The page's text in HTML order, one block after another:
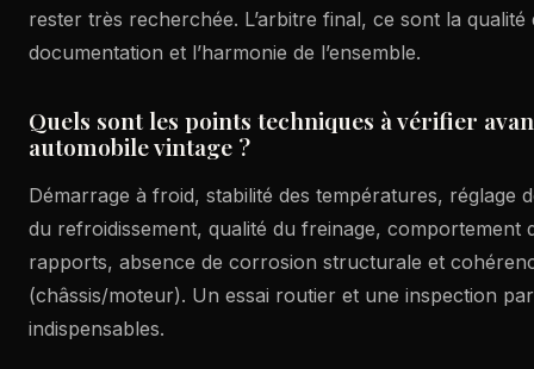
rester très recherchée. L’arbitre final, ce sont la qualité
documentation et l’harmonie de l’ensemble.
Quels sont les points techniques à vérifier
automobile vintage ?
Démarrage à froid, stabilité des températures, réglage
du refroidissement, qualité du freinage, comportement
rapports, absence de corrosion structurale et
(châssis/moteur). Un essai routier et une inspection
indispensables.